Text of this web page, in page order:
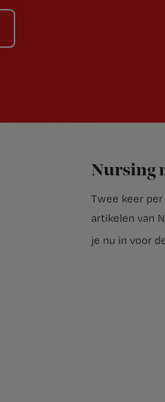
Nursing
Twee keer
artikelen van
je nu in voor